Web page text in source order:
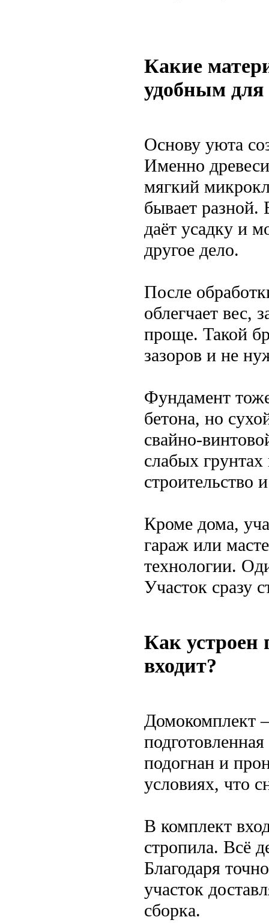
Какие
удобным для
Основу уюта
Именно
мягкий
бывает
даёт усадку и
другое дело.
После
облегчает вес,
проще. Такой
зазоров и не
Фундамент
бетона, но
свайно-
слабых
строительство
Кроме дома,
гараж или
технологии.
Участок сразу
Как устроен
входит?
Домокомплект
подогнан и
условиях, что
В комплект
стропила. Всё
Благодаря
участок
сборка.